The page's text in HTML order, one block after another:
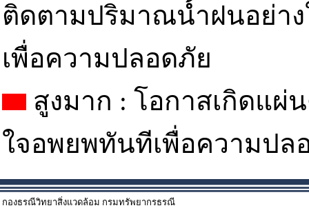
ติดตามปริมาณน้ำฝนอย่า
เพื่อความปลอดภัย
สูงมาก : โอกาสเกิดแผ่
ใจอพยพทันทีเพื่อความปล
กองธรณีวิทยาสิ่งแวดล้อม กรมทรัพยากรธรณี